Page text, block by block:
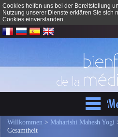
Cookies helfen uns bei der Bereitstellung
Nutzung unserer Dienste erklären Sie sich
Cookies einverstanden.
Willkommen > Maharishi Mahesh Yogi
Gesamtheit